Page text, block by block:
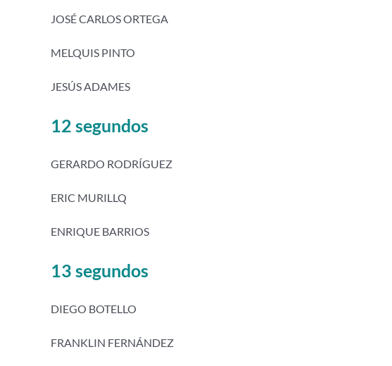
JOSÉ CARLOS ORTEGA
MELQUIS PINTO
JESÚS ADAMES
12 segundos
GERARDO RODRÍGUEZ
ERIC MURILLQ
ENRIQUE BARRIOS
13 segundos
DIEGO BOTELLO
FRANKLIN FERNÁNDEZ